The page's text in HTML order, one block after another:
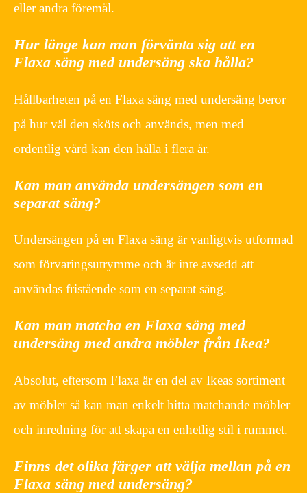
eller andra föremål.
Hur länge kan man förvänta sig att en
Flaxa säng med undersäng ska hålla?
Hållbarheten på en Flaxa säng med undersäng beror
på hur väl den sköts och används, men med
ordentlig vård kan den hålla i flera år.
Kan man använda undersängen som en
separat säng?
Undersängen på en Flaxa säng är vanligtvis utformad
som förvaringsutrymme och är inte avsedd att
användas fristående som en separat säng.
Kan man matcha en Flaxa säng med
undersäng med andra möbler från Ikea?
Absolut, eftersom Flaxa är en del av Ikeas sortiment
av möbler så kan man enkelt hitta matchande möbler
och inredning för att skapa en enhetlig stil i rummet.
Finns det olika färger att välja mellan på en
Flaxa säng med undersäng?